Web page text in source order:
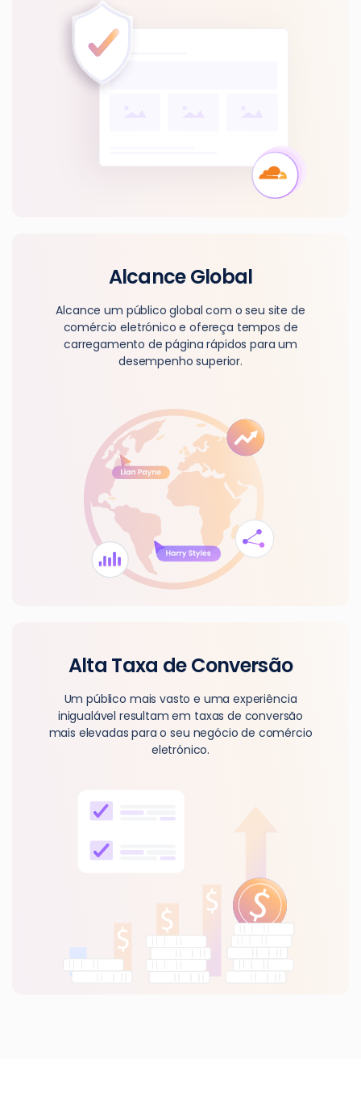
Alcance Global
Alcance um público global com o seu site de
comércio eletrónico e ofereça tempos de
carregamento de página rápidos para um
desempenho superior.
Alta Taxa de Conversão
Um público mais vasto e uma experiência
inigualável resultam em taxas de conversão
mais elevadas para o seu negócio de comércio
eletrónico.